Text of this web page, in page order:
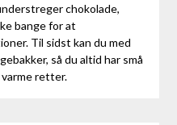
chokolade,
bange for at
Til sidst kan du med
så du altid har små
retter.